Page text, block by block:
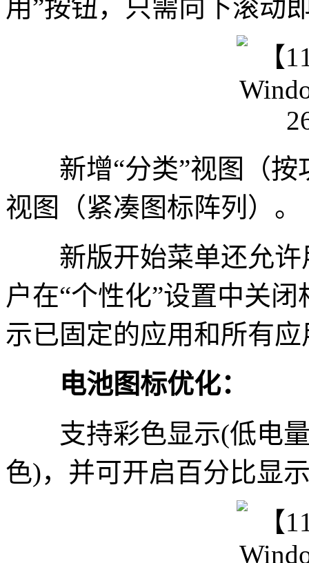
用”按钮，只需向下滚动
新增“分类”视图（按
视图（紧凑图标阵列）。
新版开始菜单还允许
户在“个性化”设置中关
示已固定的应用和所有
电池图标优化：
支持彩色显示(低电量
色)，并可开启百分比显